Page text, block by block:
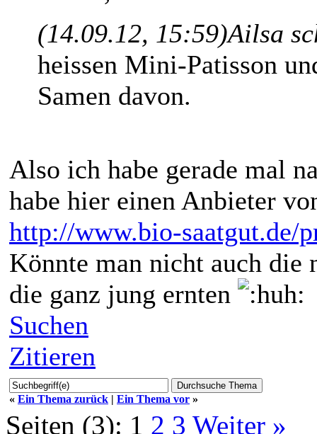
(14.09.12, 15:59)Ailsa
heissen Mini-Patisson
Samen davon.
Also ich habe gerade mal
habe hier einen Anbieter
http://www.bio-saatgut.de/
Könnte man nicht auch die
die ganz jung ernten
Suchen
Zitieren
« Ein Thema zurück | Ein Thema vor »
Seiten (3): 1 2 3 Weiter »